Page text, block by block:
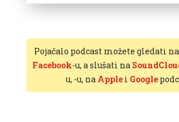
Pojačalo podcast možete gledati na
Facebook-u, a slušati na
u, -u, na Applei Google